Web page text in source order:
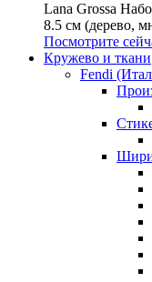
Lana Grossa
8.5 см (дерево,
Посмотрите
Кружево и ткани
Fendi